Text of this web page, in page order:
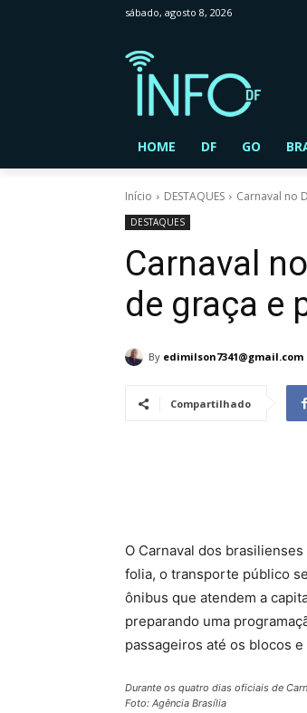
sábado, agosto 8, 2026
HOME DF GO
Início DESTAQUES Carnaval no
DESTAQUES
Carnaval
de graça e
By edimilson7341@gmail.com
Compartilhado
O Carnaval dos
folia, o transporte público
ônibus que atendem a
preparando uma
passageiros até os blocos
Durante os quatro dias oficiais de
Foto: Agência Brasília